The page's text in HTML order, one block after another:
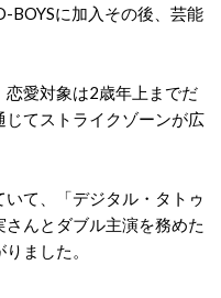
BOYSに加入その後、芸能
恋愛対象は2歳年上までだ
てストライクゾーンが広
て、「デジタル・タトゥ
んとダブル主演を務めた
ました。